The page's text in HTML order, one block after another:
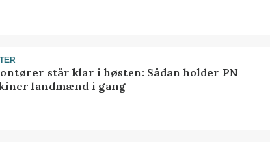
står klar i høsten: Sådan holder PN
landmænd i gang